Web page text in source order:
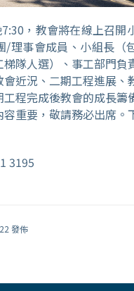
，教會將在線上召開
/理事會成員、小組長（
隊人選）、事工部門負
近況、二期工程進展、
程完成後教會的成長籌
重要，敬請務必出席。
3195
發佈